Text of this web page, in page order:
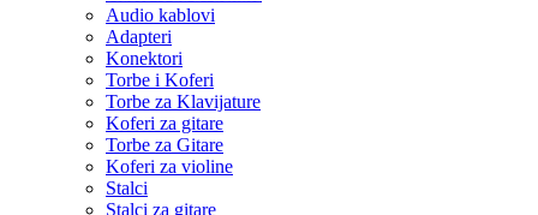
Audio kablovi
Adapteri
Konektori
Torbe i Koferi
Torbe za Klavijature
Koferi za gitare
Torbe za Gitare
Koferi za violine
Stalci
Stalci za gitare